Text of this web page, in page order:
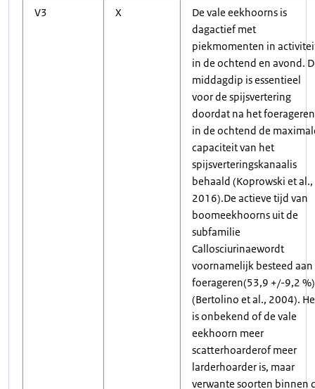
V3 X
De vale eekhoorns is
dagactief met
piekmomenten in
in de ochtend en avond.
middagdip is essentieel
voor de spijsvertering
doordat na het foerageren
in de ochtend de
capaciteit van het
spijsverteringskanaalis
behaald (Koprowski et al.,
2016).De actieve tijd van
boomeekhoorns uit de
subfamilie
Callosciurinaewordt
voornamelijk besteed aan
foerageren(53,9 +/-9,2 %)
(Bertolino et al., 2004).
is onbekend of de vale
eekhoorn meer
scatterhoarderof meer
larderhoarder is, maar
verwante soorten binnen